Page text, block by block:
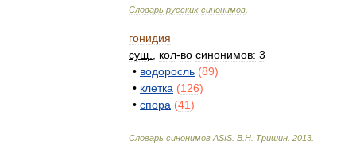
Словарь русских синонимов
гонидия
сущ
кол-во синонимов: 3
• водоросль (89)
• клетка (126)
• спора (41)
Словарь синонимов ASIS В Н Тришин 2013